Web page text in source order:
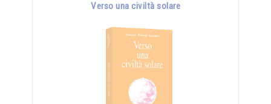
Verso una civiltà solare